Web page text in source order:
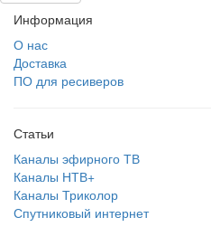
Информация
О нас
Доставка
ПО для ресиверов
Статьи
Каналы эфирного ТВ
Каналы НТВ+
Каналы Триколор
Спутниковый интернет